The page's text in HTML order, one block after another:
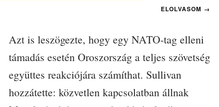
Azt is leszögezte, hogy egy NATO-tag elleni
támadás esetén Oroszország a teljes szövetség
együttes reakciójára számíthat. Sullivan
hozzátette: közvetlen kapcsolatban állnak